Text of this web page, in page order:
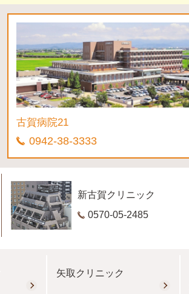
古賀病院21
0942-38-3333
新古賀クリニック
0570-05-2485
矢取クリニック